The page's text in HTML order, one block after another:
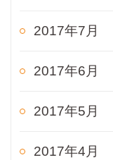
2017年7月
2017年6月
2017年5月
2017年4月